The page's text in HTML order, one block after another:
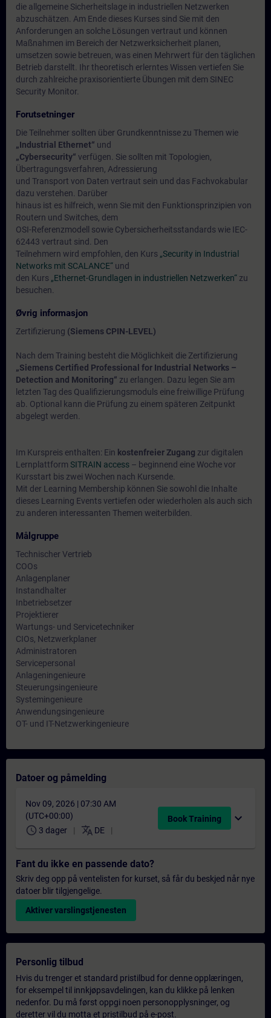
die allgemeine Sicherheitslage in industriellen Netzwerken
abzuschätzen. Am Ende dieses Kurses sind Sie mit den
Anforderungen an solche Lösungen vertraut und können
Maßnahmen im Bereich der Netzwerksicherheit planen,
umsetzen sowie betreuen, was einen Mehrwert für den täglichen
Betrieb darstellt. Ihr theoretisch erlerntes Wissen vertiefen Sie
durch zahlreiche praxisorientierte Übungen mit dem SINEC
Security Monitor.
Forutsetninger
Die Teilnehmer sollten über Grundkenntnisse zu Themen wie
„Industrial Ethernet“ und
„Cybersecurity“ verfügen. Sie sollten mit Topologien,
Übertragungsverfahren, Adressierung
und Transport von Daten vertraut sein und das Fachvokabular
dazu verstehen. Darüber
hinaus ist es hilfreich, wenn Sie mit den Funktionsprinzipien von
Routern und Switches, dem
OSI-Referenzmodell sowie Cybersicherheitsstandards wie IEC-
62443 vertraut sind. Den
Teilnehmern wird empfohlen, den Kurs „Security in Industrial
Networks mit SCALANCE“ und
den Kurs „Ethernet-Grundlagen in industriellen Netzwerken“ zu
besuchen.
Øvrig informasjon
Zertifizierung (Siemens CPIN-LEVEL)
Nach dem Training besteht die Möglichkeit die Zertifizierung
„Siemens Certified Professional for Industrial Networks –
Detection and Monitoring“ zu erlangen. Dazu legen Sie am
letzten Tag des Qualifizierungsmoduls eine freiwillige Prüfung
ab. Optional kann die Prüfung zu einem späteren Zeitpunkt
abgelegt werden.
Im Kurspreis enthalten: Ein kostenfreier Zugang zur digitalen
Lernplattform SITRAIN access – beginnend eine Woche vor
Kursstart bis zwei Wochen nach Kursende.
Mit der Learning Membership können Sie sowohl die Inhalte
dieses Learning Events vertiefen oder wiederholen als auch sich
zu anderen interessanten Themen weiterbilden.
Målgruppe
Technischer Vertrieb
COOs
Anlagenplaner
Instandhalter
Inbetriebsetzer
Projektierer
Wartungs- und Servicetechniker
CIOs, Netzwerkplaner
Administratoren
Servicepersonal
Anlageningenieure
Steuerungsingenieure
Systemingenieure
Anwendungsingenieure
OT- und IT-Netzwerkingenieure
Datoer og påmelding
Nov 09, 2026 | 07:30 AM
(UTC+00:00)
schedule 3 dager translate DE
Book Training expand_more
Fant du ikke en passende dato?
Skriv deg opp på ventelisten for kurset, så får du beskjed når nye
datoer blir tilgjengelige.
Aktiver varslingstjenesten
Personlig tilbud
Hvis du trenger et standard pristilbud for denne opplæringen,
for eksempel til innkjøpsavdelingen, kan du klikke på lenken
nedenfor. Du må først oppgi noen personopplysninger, og
deretter vil du motta et pristilbud på e-post.